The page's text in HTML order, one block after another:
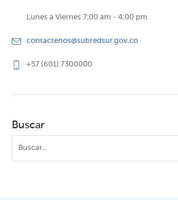
Lunes a Viernes 7:00 am - 4:00 pm
contactenos@subredsur.gov.co
+57 (601) 7300000
Buscar